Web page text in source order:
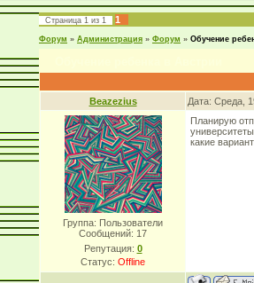
Страница 1 из 1 1
Форум » Администрация » Форум » Обучение
Beazezius Дата: Среда,
Группа: Пользователи
Сообщений: 17
Репутация: 0
Статус: Offline
Планирую
какие